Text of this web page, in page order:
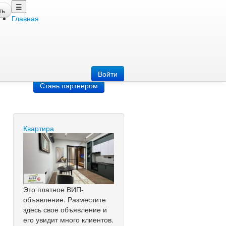
☰
Главная
Войти
Стань партнером
Квартира
Это платное ВИП-
объявление. Разместите
здесь свое объявление и
его увидит много клиентов.